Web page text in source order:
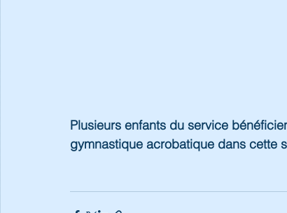
Plusieurs enfants du service
gymnastique acrobatique dans cette